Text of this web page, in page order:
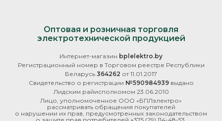
Оптовая и розничная торговля
электротехнической продукцией
Интернет-магазин bplelektro.by
Регистрационный номер в Торговом реестре Республики
Беларусь 364262 от 11.01.2017
Свидетельство о регистрации №590984939выдано
Лидским райисполкомом 23.06.2010
Лицо, уполномоченное ООО «БПЛэлектро»
рассматривать обращения покупателей
о нарушении их прав, предусмотренных законодательством